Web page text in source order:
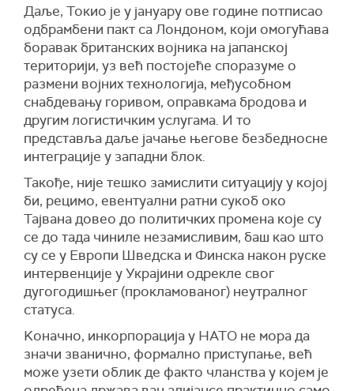
Даље, Токио је у јануару ове године потписао
одбрамбени пакт са Лондоном, који омогућава
боравак британских војника на јапанској
територији, уз већ постојеће споразуме о
размени војних технологија, међусобном
снабдевању горивом, оправкама бродова и
другим логистичким услугама. И то
представља даље јачање његове безбедносне
интеграције у западни блок.
Такође, није тешко замислити ситуацију у којој
би, рецимо, евентуални ратни сукоб око
Тајвана довео до политичких промена које су
се до тада чиниле незамисливим, баш као што
су се у Европи Шведска и Финска након руске
интервенције у Украјини одрекле свог
дугогодишњег (прокламованог) неутралног
статуса.
Kоначно, инкорпорација у НАТО не мора да
значи званично, формално приступање, већ
може узети облик де факто чланства у којем је